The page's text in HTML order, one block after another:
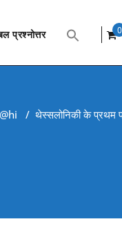
प्रश्नोत्तर
0
/ थेस्सलोनिकी के प्रथम